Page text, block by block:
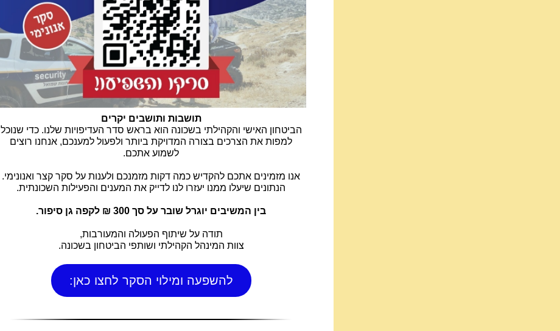
תושבות ותושבים יקרים
הביטחון האישי והקהילתי בשכונה הוא בראש סדר העדיפויות שלנו. כדי שנוכל
למפות את הצרכים בצורה המדויקת ביותר ולפעול למענכם, אנחנו רוצים
לשמוע אתכם.
אנו מזמינים אתכם להקדיש כמה דקות מזמנכם ולענות על סקר קצר ואנונימי.
הנתונים שיעלו ממנו יעזרו לנו לדייק את המענים והפעילות השכונתית.
בין המשיבים יוגרל שובר על סך 300 ₪ לקפה גן סיפור.
תודה על שיתוף הפעולה והמעורבות,
צוות המינהל הקהילתי ושותפי הביטחון בשכונה.
להשפעה ומילוי הסקר לחצו כאן: